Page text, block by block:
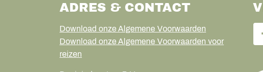
ADRES & CONTACT
Download onze Algemene Voorwaarden
Download onze Algemene Voorwaarden voor
reizen